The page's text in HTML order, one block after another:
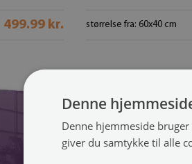
499.99 kr. størrelse fra: 60x40 cm
Denne
Denne hjemmeside
giver du samtykke til alle